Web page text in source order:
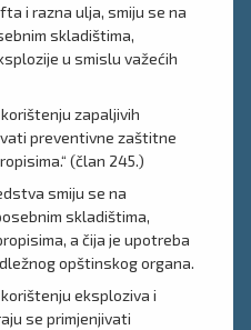
i razna ulja, smiju se na
skladištima,
u smislu važećih
zapaljivih
preventivne zaštitne
(član 245.)
smiju se na
skladištima,
a čija je upotreba
opštinskog organa.
eksploziva i
se primjenjivati